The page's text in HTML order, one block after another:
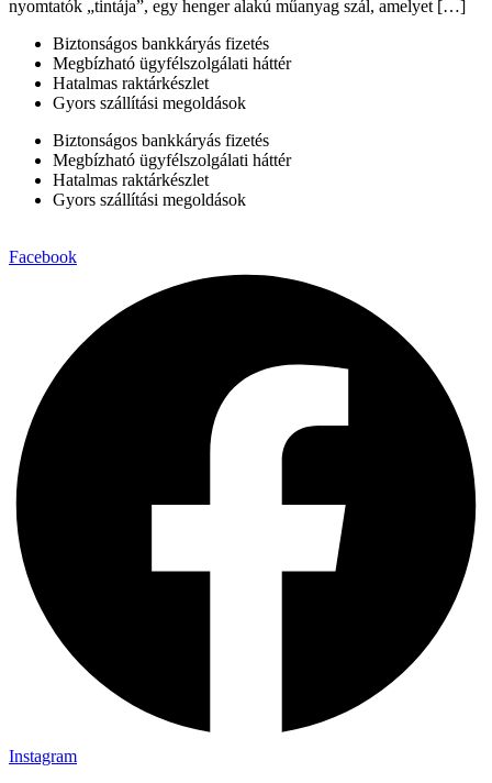
nyomtatók „tintája”, egy henger alakú műanyag szál, amelyet […]
Biztonságos bankkáryás fizetés
Megbízható ügyfélszolgálati háttér
Hatalmas raktárkészlet
Gyors szállítási megoldások
Biztonságos bankkáryás fizetés
Megbízható ügyfélszolgálati háttér
Hatalmas raktárkészlet
Gyors szállítási megoldások
Facebook
Instagram